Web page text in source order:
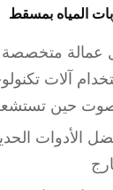
المياه بمسقط
عمالة
آلات
صوت حين
الأدوات